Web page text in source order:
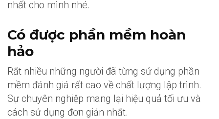
nhất cho mình nhé.
Có được phần mềm hoàn
hảo
Rất nhiều những người đã từng sử dụng phần
mềm đánh giá rất cao về chất lượng lập trình.
Sự chuyên nghiệp mang lại hiệu quả tối ưu và
cách sử dụng đơn giản nhất.